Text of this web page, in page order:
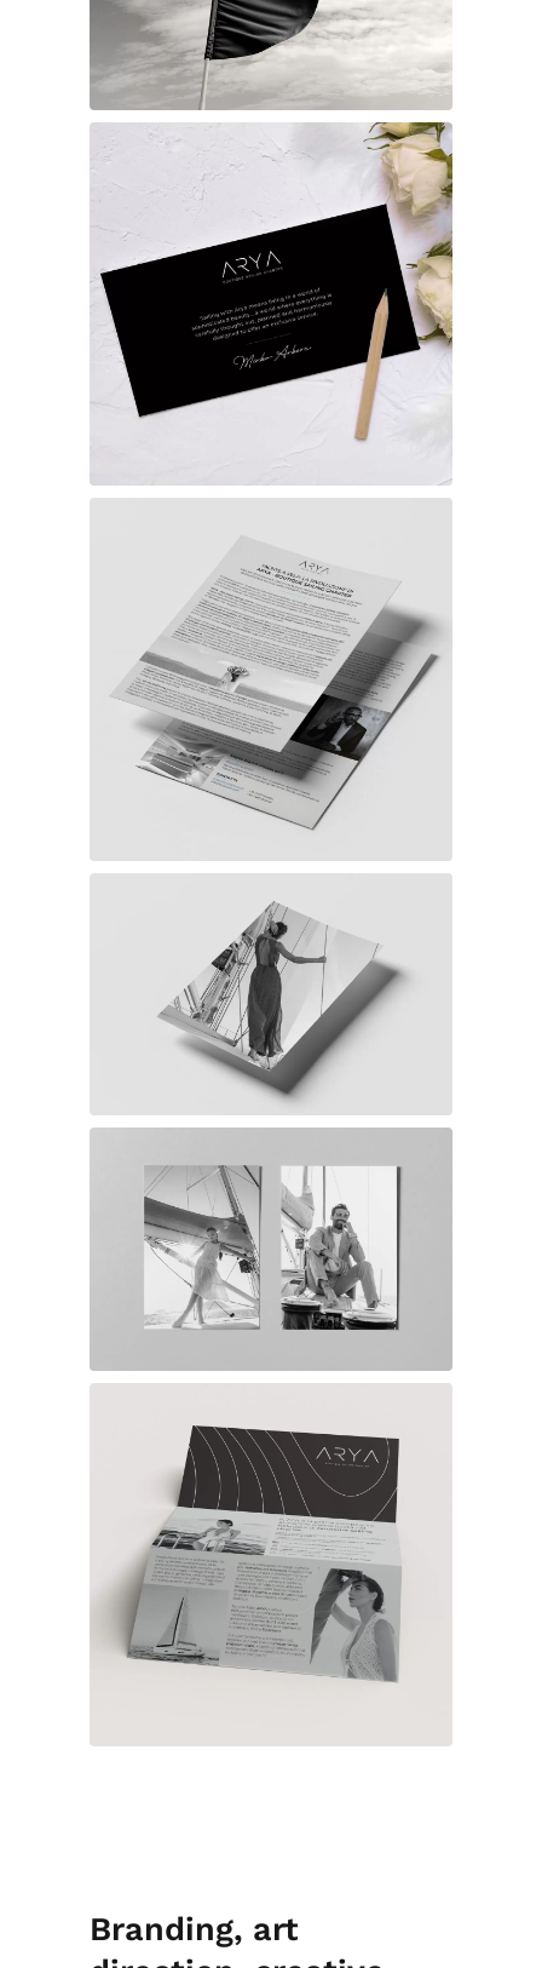
Branding, art